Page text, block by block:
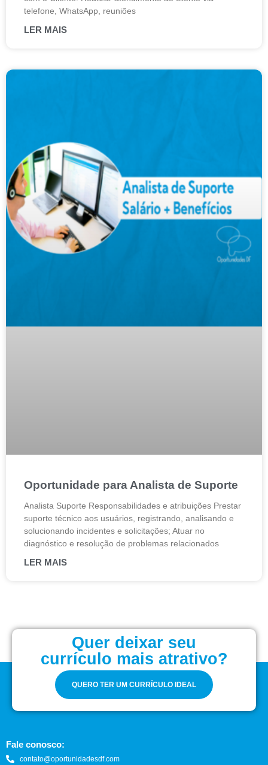
telefone, WhatsApp, reuniões
LER MAIS
Oportunidade para Analista de Suporte
Analista Suporte Responsabilidades e atribuições Prestar
suporte técnico aos usuários, registrando, analisando e
solucionando incidentes e solicitações; Atuar no
diagnóstico e resolução de problemas relacionados
LER MAIS
Quer deixar seu
currículo mais atrativo?
QUERO TER UM CURRÍCULO IDEAL
Fale conosco:
contato@oportunidadesdf.com